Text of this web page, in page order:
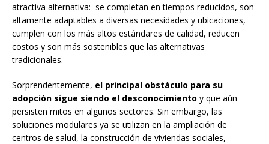
atractiva alternativa: se completan en tiempos reducidos, son
altamente adaptables a diversas necesidades y ubicaciones,
cumplen con los más altos estándares de calidad, reducen
costos y son más sostenibles que las alternativas
tradicionales.
Sorprendentemente, el principal obstáculo para su
adopción sigue siendo el desconocimiento y que aún
persisten mitos en algunos sectores. Sin embargo, las
soluciones modulares ya se utilizan en la ampliación de
centros de salud, la construcción de viviendas sociales,